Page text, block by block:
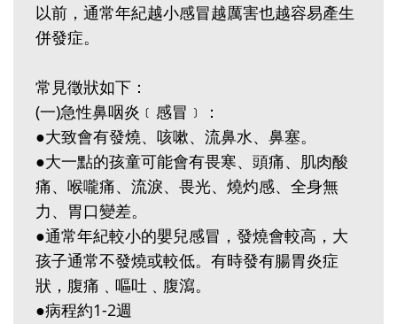
以前，通常年紀越小感冒越厲害也越容易產生
併發症。
常見徵狀如下：
(一)急性鼻咽炎﹝感冒﹞：
●大致會有發燒、咳嗽、流鼻水、鼻塞。
●大一點的孩童可能會有畏寒、頭痛、肌肉酸
痛、喉嚨痛、流淚、畏光、燒灼感、全身無
力、胃口變差。
●通常年紀較小的嬰兒感冒，發燒會較高，大
孩子通常不發燒或較低。有時發有腸胃炎症
狀，腹痛﹑嘔吐﹑腹瀉。
●病程約1-2週